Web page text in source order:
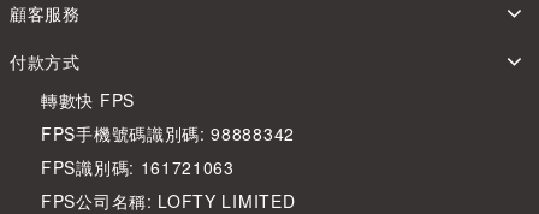
顧客服務
付款方式
轉數快 FPS
FPS手機號碼識別碼: 98888342
FPS識別碼: 161721063
FPS公司名稱: LOFTY LIMITED